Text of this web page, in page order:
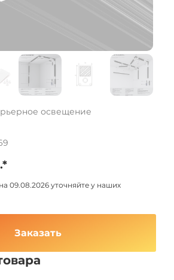
освещение
09.08.2026 уточняйте у наших
Заказать